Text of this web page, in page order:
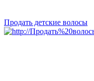
Продать детские волосы